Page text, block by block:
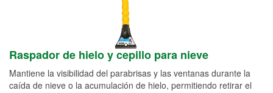
Raspador de hielo y cepillo para nieve
Mantiene la visibilidad del parabrisas y las ventanas durante la
caída de nieve o la acumulación de hielo, permitiendo retirar el